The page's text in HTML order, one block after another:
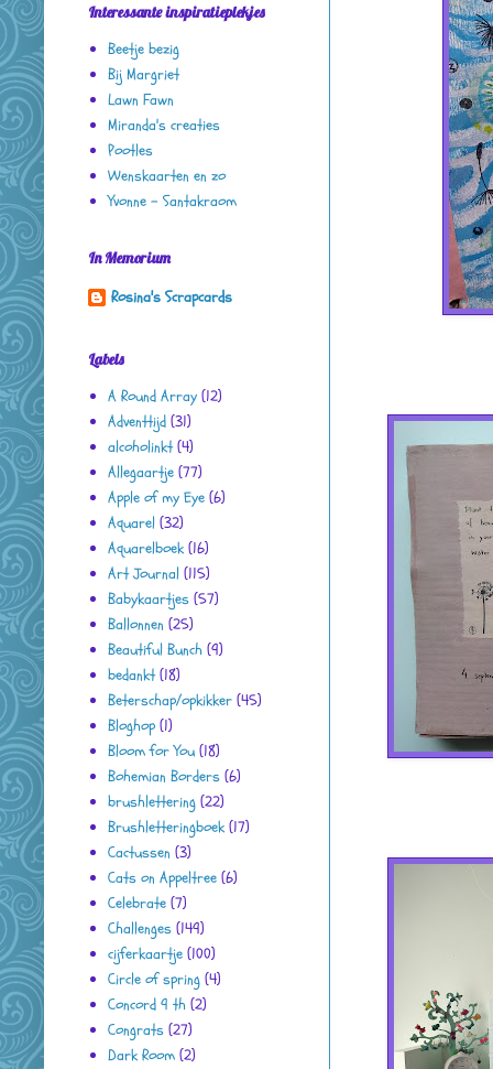
Interessante inspiratieplekjes
Beetje bezig
Bij Margriet
Lawn Fawn
Miranda's creaties
Pootles
Wenskaarten en zo
Yvonne - Santakraom
In Memorium
Rosina's Scrapcards
Labels
A Round Array (12)
Adventtijd (31)
alcoholinkt (4)
Allegaartje (77)
Apple of my Eye (6)
Aquarel (32)
Aquarelboek (16)
Art Journal (115)
Babykaartjes (57)
Ballonnen (25)
Beautiful Bunch (9)
bedankt (18)
Beterschap/opkikker (45)
Bloghop (1)
Bloom for You (18)
Bohemian Borders (6)
brushlettering (22)
Brushletteringboek (17)
Cactussen (3)
Cats on Appeltree (6)
Celebrate (7)
Challenges (149)
cijferkaartje (100)
Circle of spring (4)
Concord 9 th (2)
Congrats (27)
Dark Room (2)